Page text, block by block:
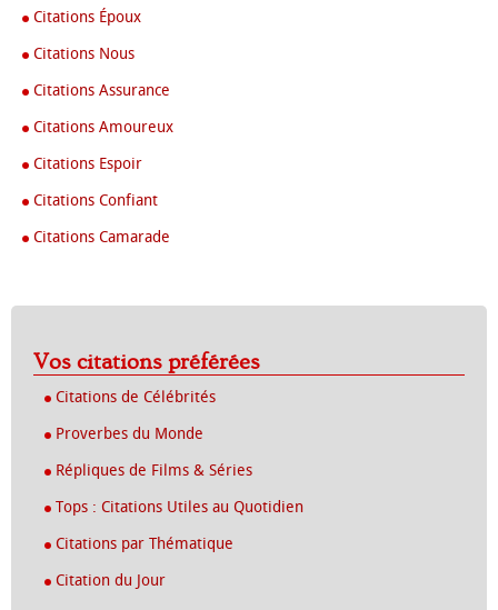
Citations Époux
Citations Nous
Citations Assurance
Citations Amoureux
Citations Espoir
Citations Confiant
Citations Camarade
Vos citations préférées
Citations de Célébrités
Proverbes du Monde
Répliques de Films & Séries
Tops : Citations Utiles au Quotidien
Citations par Thématique
Citation du Jour